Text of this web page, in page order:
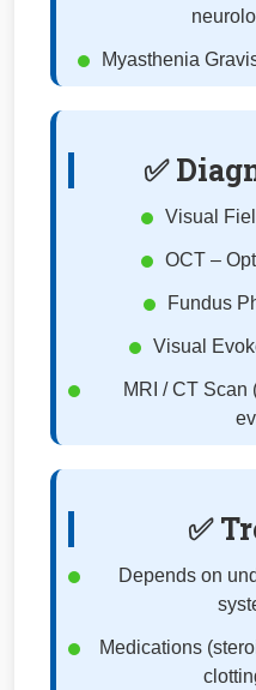
Myasthenia
✅
Visual
OCT –
Fundus
Visual
MRI / CT Scan
✅
Depends on
Medications